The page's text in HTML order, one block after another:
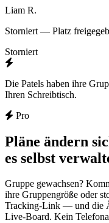
Liam R.
Storniert — Platz
Storniert
Die Patels haben ihre
Ihren Schreibtisch.
Pro
Pläne ändern
es selbst
Gruppe gewachsen?
ihre Gruppengröße oder
Tracking-Link — und die
Live-Board. Kein